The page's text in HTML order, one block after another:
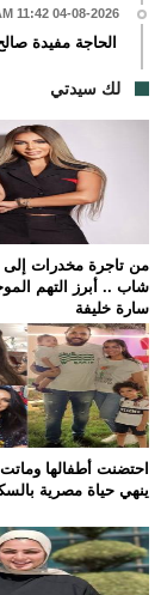
04-08-2026 11:42 AM
الحاجة مفيدة
لك سيدتي
من تاجرة مخدرات
شاب .. أبرز التهم
سارة خليفة
احتضنت أطفالها
ينهي حياة مصرية